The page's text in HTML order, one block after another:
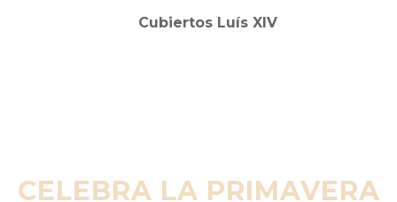
Cubiertos Luís XIV
CELEBRA LA PRIMAVERA